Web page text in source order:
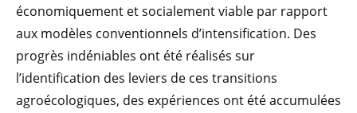
économiquement et socialement viable par rapport
aux modèles conventionnels d’intensification. Des
progrès indéniables ont été réalisés sur
l’identification des leviers de ces transitions
agroécologiques, des expériences ont été accumulées